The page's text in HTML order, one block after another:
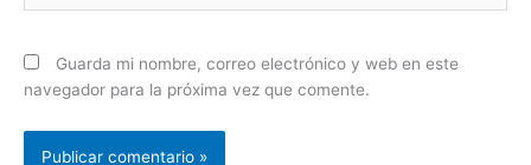
Guarda mi nombre, correo electrónico y web en este
navegador para la próxima vez que comente.